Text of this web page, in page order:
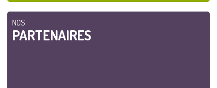
NOS
PARTENAIRES